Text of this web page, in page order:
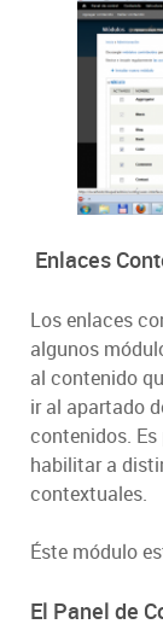
Enlaces
Los enlaces
algunos
al contenido
ir al apartado
contenidos.
habilitar a
contextuales.
Éste módulo
El Panel de